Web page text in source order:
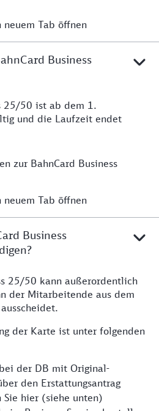
Tab öffnen
Business
25/50 ist ab dem 1.
und die Laufzeit endet
zur BahnCard Business
Tab öffnen
Business
25/50 kann außerordentlich
der Mitarbeitende aus dem
der Karte ist unter folgenden
der DB mit Original-
den Erstattungsantrag
hier (siehe unten)